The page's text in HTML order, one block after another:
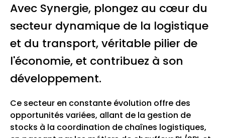
Avec Synergie, plongez au cœur du
secteur dynamique de la logistique
et du transport, véritable pilier de
l'économie, et contribuez à son
développement.
Ce secteur en constante évolution offre des
opportunités variées, allant de la gestion de
stocks à la coordination de chaînes logistiques,